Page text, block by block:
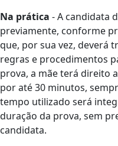
Na prática - A candidata
previamente, conforme
que, por sua vez, deverá
regras e procedimentos
prova, a mãe terá direito
por até 30 minutos,
tempo utilizado será
duração da prova, sem
candidata.